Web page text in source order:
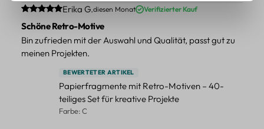
Durchschnittliche Bewertung von 5 von 5 Sternen
Erika G.diesen Monat Verifizierter Kauf
Schöne Retro-Motive
Bin zufrieden mit der Auswahl und Qualität, passt gut zu
meinen Projekten.
BEWERTETER ARTIKEL
Papierfragmente mit Retro-Motiven – 40-
teiliges Set für kreative Projekte
Farbe: C